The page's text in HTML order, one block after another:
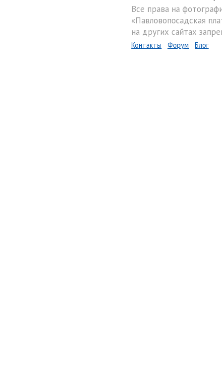
Все права на
«Павловопосадская
на других сайтах
Контакты Форум Блог